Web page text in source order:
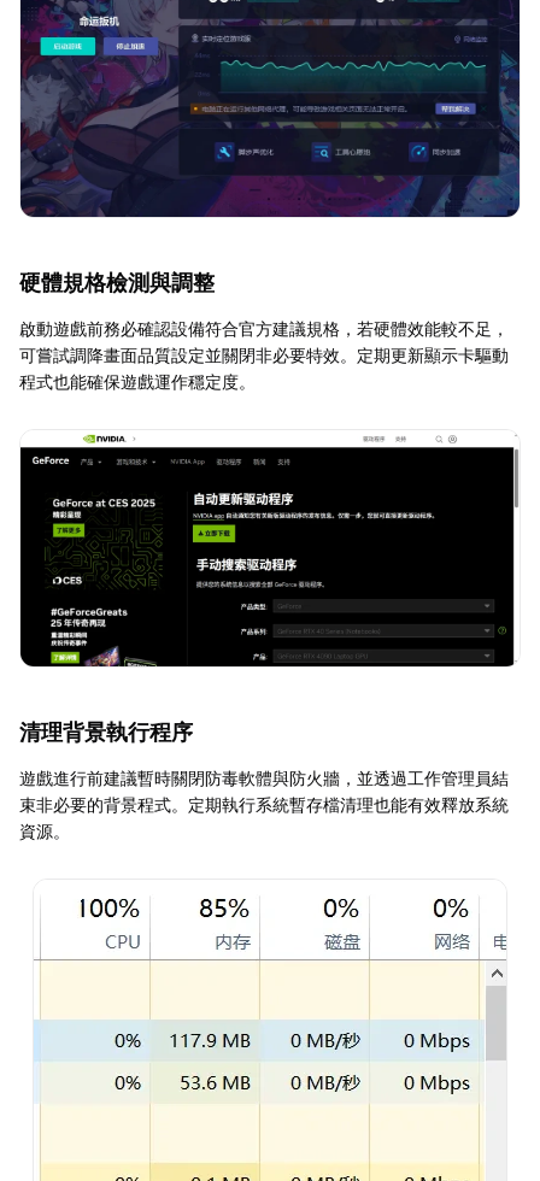
硬體規格檢測與調整
啟動遊戲前務必確認設備符合官方建議規格，若硬體效能較不足，
可嘗試調降畫面品質設定並關閉非必要特效。定期更新顯示卡驅動
程式也能確保遊戲運作穩定度。
清理背景執行程序
遊戲進行前建議暫時關閉防毒軟體與防火牆，並透過工作管理員結
束非必要的背景程式。定期執行系統暫存檔清理也能有效釋放系統
資源。